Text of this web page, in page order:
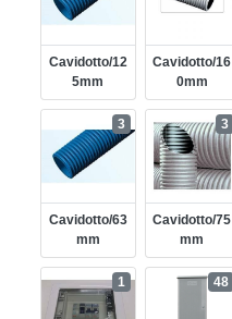
Cavidotto/12
5mm
Cavidotto/16
0mm
Cavidotto/63
Mm
3
Cavidotto/75
Mm
3
1 48